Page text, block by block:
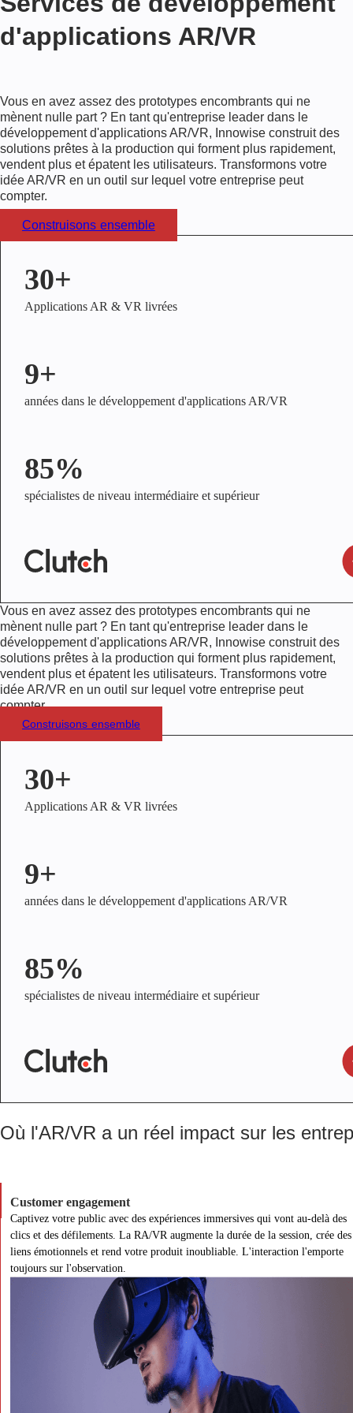
d'applications AR/VR
Vous en avez assez des prototypes encombrants qui ne
mènent nulle part ? En tant qu'entreprise leader dans le
développement d'applications AR/VR, Innowise construit des
solutions prêtes à la production qui forment plus rapidement,
vendent plus et épatent les utilisateurs. Transformons votre
idée AR/VR en un outil sur lequel votre entreprise peut
compter.
Construisons ensemble
30+
Applications AR & VR livrées
9+
années dans le développement d'applications AR/VR
85%
spécialistes de niveau intermédiaire et supérieur
Vous en avez assez des prototypes encombrants qui ne
mènent nulle part ? En tant qu'entreprise leader dans le
développement d'applications AR/VR, Innowise construit des
solutions prêtes à la production qui forment plus rapidement,
vendent plus et épatent les utilisateurs. Transformons votre
idée AR/VR en un outil sur lequel votre entreprise peut
compter.
Construisons ensemble
30+
Applications AR & VR livrées
9+
années dans le développement d'applications AR/VR
85%
spécialistes de niveau intermédiaire et supérieur
Où l'AR/VR a un réel impact sur les
Customer engagement
Captivez votre public avec des expériences immersives qui vont au-delà des
clics et des défilements. La RA/VR augmente la durée de la session, crée des
liens émotionnels et rend votre produit inoubliable. L'interaction l'emporte
toujours sur l'observation.